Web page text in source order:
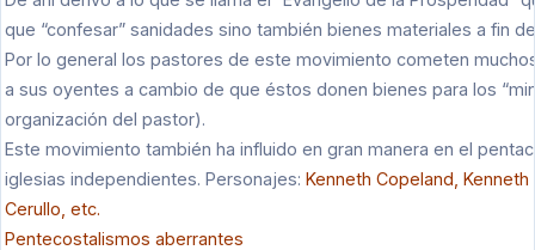
que “confesar” sanidades sino también bienes materiales a fin
Por lo general los pastores de este movimiento cometen
a sus oyentes a cambio de que éstos donen bienes para los
organización del pastor).
Este movimiento también ha influido en gran manera en el
iglesias independientes. Personajes: Kenneth Copeland,
Cerullo, etc.
Pentecostalismos aberrantes